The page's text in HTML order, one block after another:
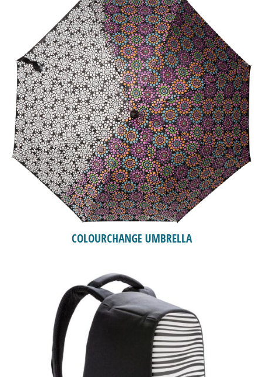
COLOURCHANGE UMBRELLA